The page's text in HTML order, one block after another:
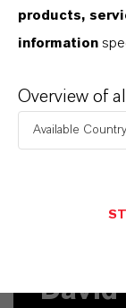
David
products,
information
Overview of
Available